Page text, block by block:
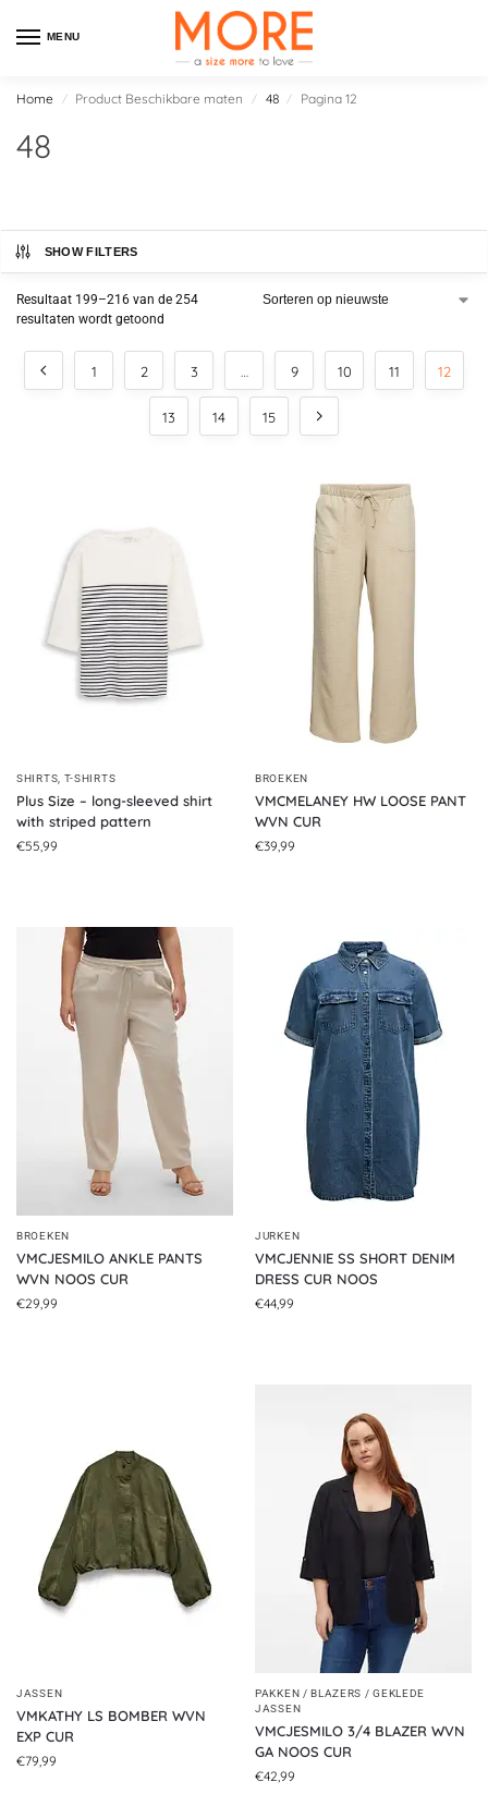
MENU
Home / Product Beschikbare maten / 48 / Pagina 12
48
SHOW FILTERS
Resultaat 199–216 van de 254
resultaten wordt getoond
1 2 3 … 9 10 11 12
13 14 15
SHIRTS T-SHIRTS
Plus Size – long-sleeved shirt
with striped pattern
€55,99
BROEKEN
VMCMELANEY HW LOOSE PANT
WVN CUR
€39,99
BROEKEN
VMCJESMILO ANKLE PANTS
WVN NOOS CUR
€29,99
JURKEN
VMCJENNIE SS SHORT DENIM
DRESS CUR NOOS
€44,99
JASSEN
VMKATHY LS BOMBER WVN
EXP CUR
€79,99
PAKKEN / BLAZERS / GEKLEDE
JASSEN
VMCJESMILO 3/4 BLAZER WVN
GA NOOS CUR
€42,99